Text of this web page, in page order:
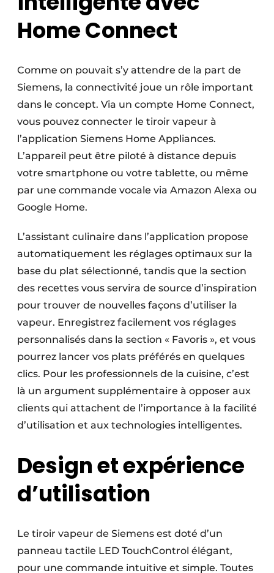
Home Connect
Comme on pouvait s’y attendre de la part de
Siemens, la connectivité joue un rôle important
dans le concept. Via un compte Home Connect,
vous pouvez connecter le tiroir vapeur à
l’application Siemens Home Appliances.
L’appareil peut être piloté à distance depuis
votre smartphone ou votre tablette, ou même
par une commande vocale via Amazon Alexa ou
Google Home.
L’assistant culinaire dans l’application propose
automatiquement les réglages optimaux sur la
base du plat sélectionné, tandis que la section
des recettes vous servira de source d’inspiration
pour trouver de nouvelles façons d’utiliser la
vapeur. Enregistrez facilement vos réglages
personnalisés dans la section « Favoris », et vous
pourrez lancer vos plats préférés en quelques
clics. Pour les professionnels de la cuisine, c’est
là un argument supplémentaire à opposer aux
clients qui attachent de l’importance à la facilité
d’utilisation et aux technologies intelligentes.
Design et expérience
d’utilisation
Le tiroir vapeur de Siemens est doté d’un
panneau tactile LED TouchControl élégant,
pour une commande intuitive et simple. Toutes